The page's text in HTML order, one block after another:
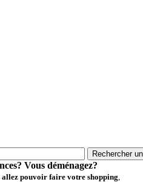
Vous déménagez?
allez pouvoir faire votre shopping,